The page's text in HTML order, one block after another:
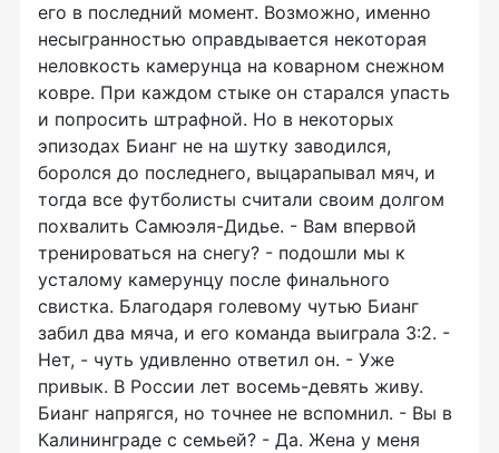
его в последний момент. Возможно, именно
несыгранностью оправдывается некоторая
неловкость камерунца на коварном снежном
ковре. При каждом стыке он старался упасть
и попросить штрафной. Но в некоторых
эпизодах Бианг не на шутку заводился,
боролся до последнего, выцарапывал мяч, и
тогда все футболисты считали своим долгом
похвалить Самюэля-Дидье. - Вам впервой
тренироваться на снегу? - подошли мы к
усталому камерунцу после финального
свистка. Благодаря голевому чутью Бианг
забил два мяча, и его команда выиграла 3:2. -
Нет, - чуть удивленно ответил он. - Уже
привык. В России лет восемь-девять живу.
Бианг напрягся, но точнее не вспомнил. - Вы в
Калининграде с семьей? - Да. Жена у меня